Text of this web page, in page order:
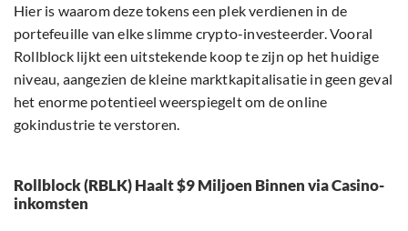
Hier is waarom deze tokens een plek verdienen in de
portefeuille van elke slimme crypto-investeerder. Vooral
Rollblock lijkt een uitstekende koop te zijn op het huidige
niveau, aangezien de kleine marktkapitalisatie in geen geval
het enorme potentieel weerspiegelt om de online
gokindustrie te verstoren.
Rollblock (RBLK) Haalt $9 Miljoen Binnen via Casino-
inkomsten